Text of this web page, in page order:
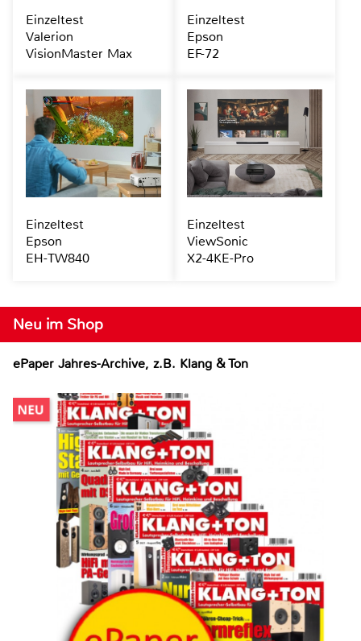
Neu im Shop
ePaper Jahres-Archive, z.B. Klang & Ton
Einzeltest
Valerion
VisionMaster Max
Einzeltest
Epson
EF-72
Einzeltest
Epson
EH-TW840
Einzeltest
ViewSonic
X2-4KE-Pro